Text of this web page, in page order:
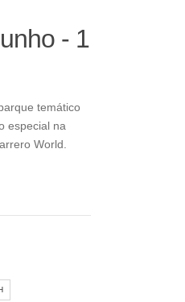
- 1
temático
especial na
World.